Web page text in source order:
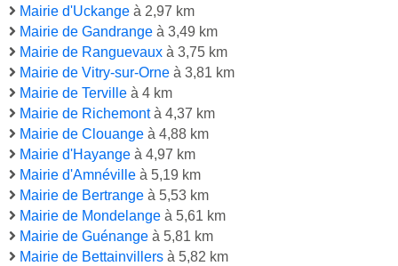
Mairie d'Uckange à 2,97 km
Mairie de Gandrange à 3,49 km
Mairie de Ranguevaux à 3,75 km
Mairie de Vitry-sur-Orne à 3,81 km
Mairie de Terville à 4 km
Mairie de Richemontà 4,37 km
Mairie de Clouange à 4,88 km
Mairie d'Hayange à 4,97 km
Mairie d'Amnéville à 5,19 km
Mairie de Bertrange à 5,53 km
Mairie de Mondelange à 5,61 km
Mairie de Guénange à 5,81 km
Mairie de Bettainvillers à 5,82 km